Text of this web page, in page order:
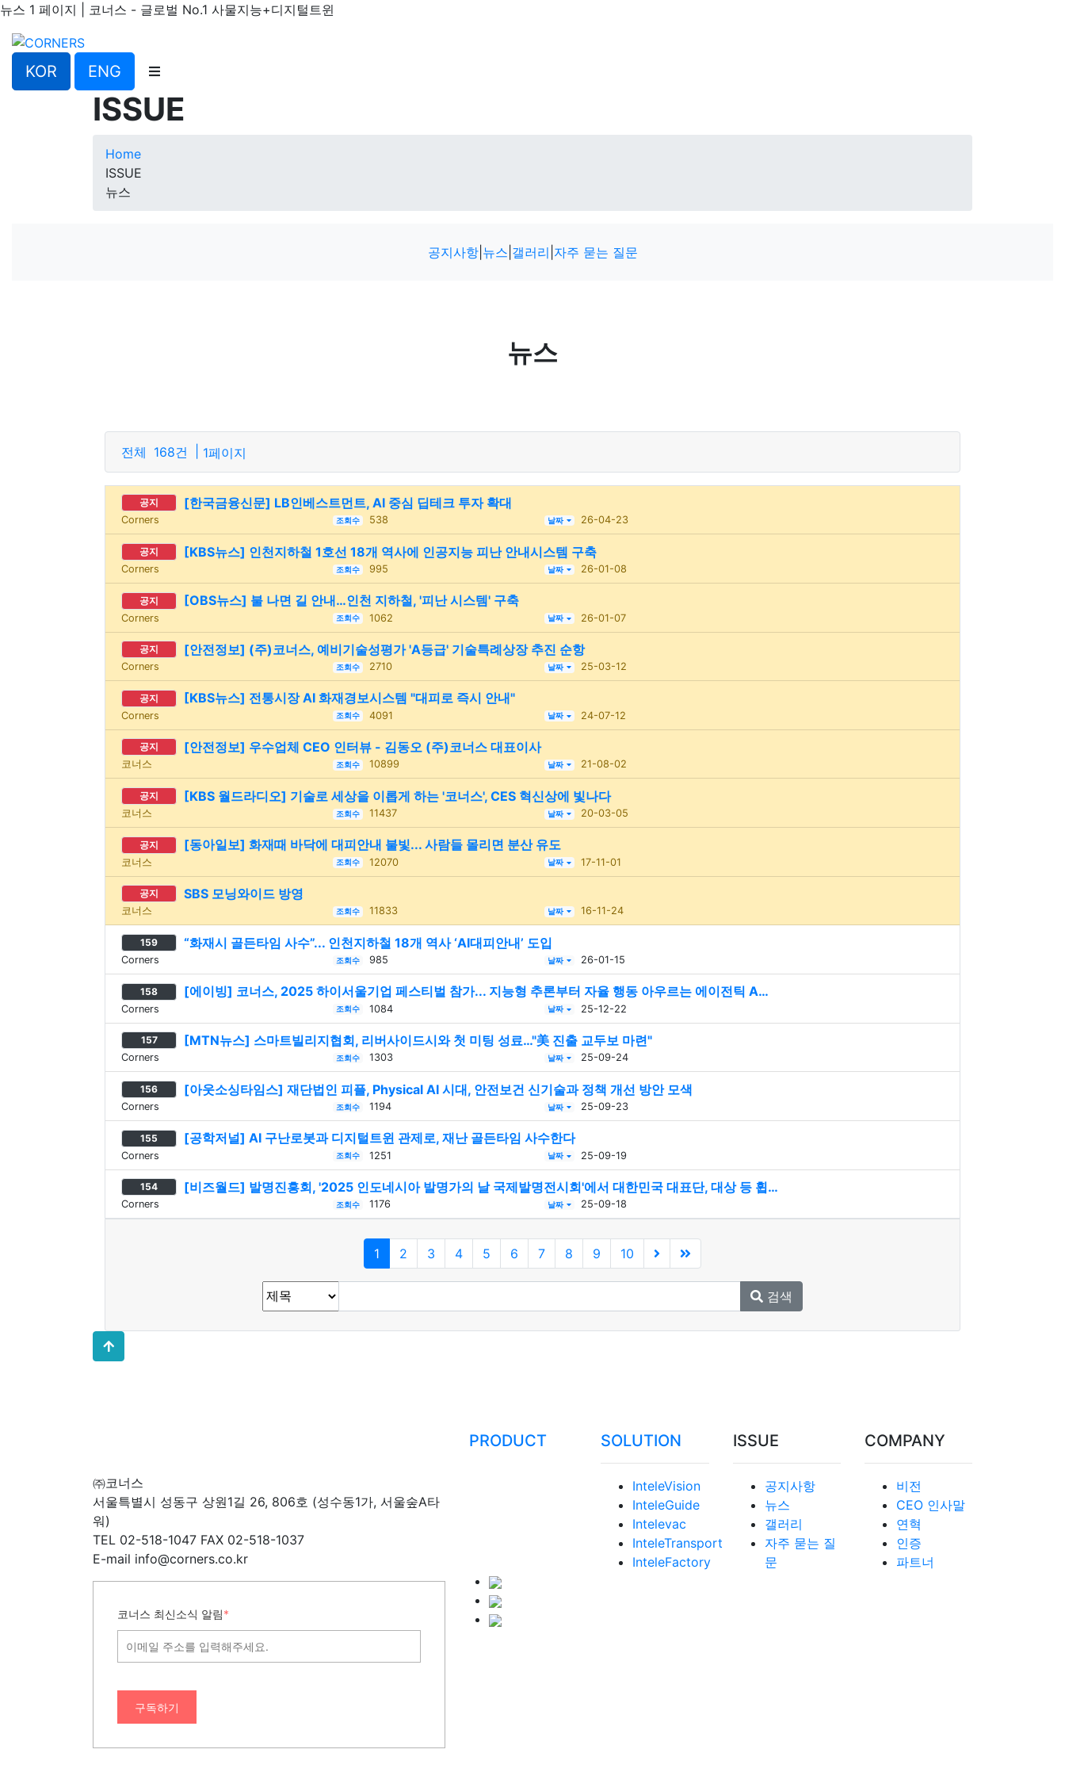
뉴스 1 페이지 | 코너스 - 글로벌 No.1 사물지능+디지털트윈
KOR ENG
Home
ISSUE
뉴스
ISSUE
공지사항| 뉴스 갤러리 자주 묻는 질문
뉴스
전체 168건 1페이지
공지 [한국금융신문] LB인베스트먼트, AI 중심 딥테크 투자 확대
Corners 조회수 538 날짜 26-04-23
공지 [KBS뉴스] 인천지하철 1호선 18개 역사에 인공지능 피난 안내시스템 구축
Corners 조회수 995 날짜 26-01-08
공지 [OBS뉴스] 불 나면 길 안내…인천 지하철, '피난 시스템' 구축
Corners 조회수 1062 날짜 26-01-07
공지 [안전정보] (주)코너스, 예비기술성평가 'A등급' 기술특례상장 추진 순항
Corners 조회수 2710 날짜 25-03-12
공지 [KBS뉴스] 전통시장 AI 화재경보시스템 "대피로 즉시 안내"
Corners 조회수 4091 날짜 24-07-12
공지 [안전정보] 우수업체 CEO 인터뷰 - 김동오 (주)코너스 대표이사
코너스 조회수 10899 날짜 21-08-02
공지 [KBS 월드라디오] 기술로 세상을 이롭게 하는 '코너스', CES 혁신상에 빛나다
코너스 조회수 11437 날짜 20-03-05
공지 [동아일보] 화재때 바닥에 대피안내 불빛... 사람들 몰리면 분산 유도
코너스 조회수 12070 날짜 17-11-01
공지 SBS 모닝와이드 방영
코너스 조회수 11833 날짜 16-11-24
159 “화재시 골든타임 사수”... 인천지하철 18개 역사 ‘AI대피안내’ 도입
Corners 조회수 985 날짜 26-01-15
158 [에이빙] 코너스, 2025 하이서울기업 페스티벌 참가... 지능형 추론부터 자율 행동 아우르는 에이전틱 A…
Corners 조회수 1084 날짜 25-12-22
157 [MTN뉴스] 스마트빌리지협회, 리버사이드시와 첫 미팅 성료…"美 진출 교두보 마련"
Corners 조회수 1303 날짜 25-09-24
156 [아웃소싱타임스] 재단법인 피플, Physical AI 시대, 안전보건 신기술과 정책 개선 방안 모색
Corners 조회수 1194 날짜 25-09-23
155 [공학저널] AI 구난로봇과 디지털트윈 관제로, 재난 골든타임 사수한다
Corners 조회수 1251 날짜 25-09-19
154 [비즈월드] 발명진흥회, '2025 인도네시아 발명가의 날 국제발명전시회'에서 대한민국 대표단, 대상 등 휩…
Corners 조회수 1176 날짜 25-09-18
1 현재페이지
2 3 4 5 6 7 8 9 10
검색
㈜코너스
서울특별시 성동구 상원1길 26, 806호 (성수동1가, 서울숲A타
워)
TEL 02-518-1047 FAX 02-518-1037
E-mail info@corners.co.kr
코너스 최신소식 알림*
구독하기
PRODUCT SOLUTION
InteleVision
InteleGuide
Intelevac
InteleTransport
InteleFactory
ISSUE
공지사항
뉴스
갤러리
자주 묻는 질
문
COMPANY
비전
CEO 인사말
연혁
인증
파트너